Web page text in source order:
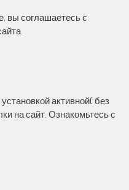
вы соглашаетесь с
активной( без
на сайт. Ознакомьтесь с